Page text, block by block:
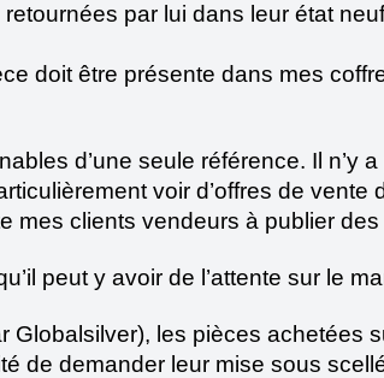
par lui dans leur état
doit être présente dans mes
d’une seule référence. Il n’y
voir d’offres de vente
clients vendeurs à publier
peut y avoir de l’attente sur le
les pièces achetées
de demander leur mise sous